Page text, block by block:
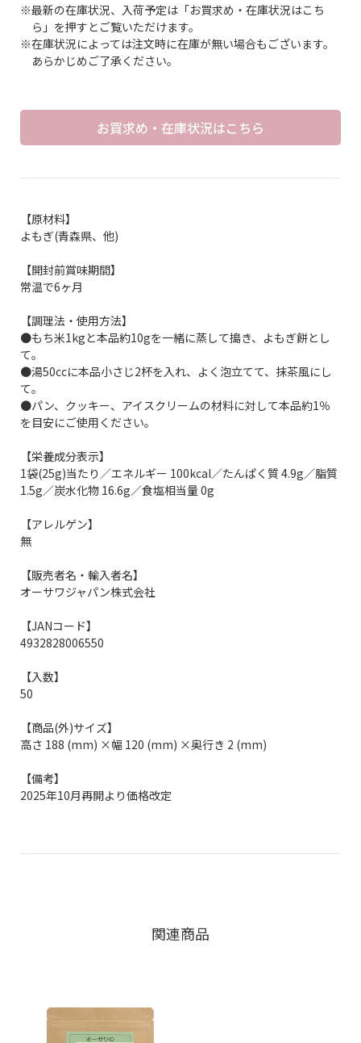
※最新の在庫状況、入荷予定は「お買求め・在庫状況はこち
ら」を押すとご覧いただけます。
※在庫状況によっては注文時に在庫が無い場合もございます。
あらかじめご了承ください。
お買求め・在庫状況はこちら
【原材料】
よもぎ(青森県、他)
【開封前賞味期間】
常温で6ヶ月
【調理法・使用方法】
●もち米1kgと本品約10gを一緒に蒸して搗き、よもぎ餅とし
て。
●湯50ccに本品小さじ2杯を入れ、よく泡立てて、抹茶風にし
て。
●パン、クッキー、アイスクリームの材料に対して本品約1％
を目安にご使用ください。
【栄養成分表示】
1袋(25g)当たり／エネルギー 100kcal／たんぱく質 4.9g／脂質
1.5g／炭水化物 16.6g／食塩相当量 0g
【アレルゲン】
無
【販売者名・輸入者名】
オーサワジャパン株式会社
【JANコード】
4932828006550
【入数】
50
【商品(外)サイズ】
高さ 188 (mm) ×幅 120 (mm) ×奥行き 2 (mm)
【備考】
2025年10月再開より価格改定
関連商品